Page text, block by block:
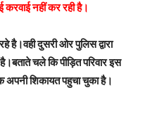
नहीं कर रही है।
है।वही दुसरी ओर पुलिस द्वारा
चले कि पीड़ित परिवार इस
शिकायत पहुचा चुका है।